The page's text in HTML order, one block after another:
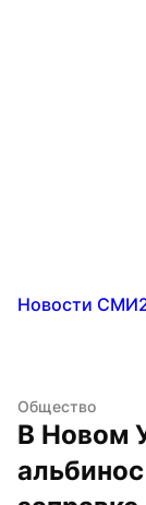
Новости
Общество
В Новом